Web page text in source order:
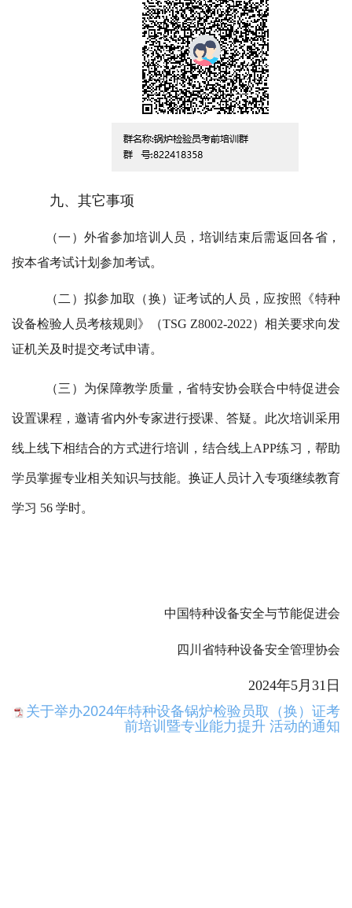
九、其它事项
（一）外省参加培训人员，培训结束后需返回各省，
按本省考试计划参加考试。
（二）拟参加取（换）证考试的人员，应按照《特种
设备检验人员考核规则》（TSG Z8002-2022）相关要求向发
证机关及时提交考试申请。
（三）为保障教学质量，省特安协会联合中特促进会
设置课程，邀请省内外专家进行授课、答疑。此次培训采用
线上线下相结合的方式进行培训，结合线上APP练习，帮助
学员掌握专业相关知识与技能。换证人员计入专项继续教育
学习 56 学时。
中国特种设备安全与节能促进会
四川省特种设备安全管理协会
2024年5月31日
关于举办2024年特种设备锅炉检验员取（换）证考
前培训暨专业能力提升 活动的通知